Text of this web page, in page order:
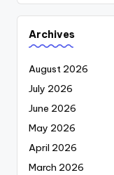
Archives
August 2026
July 2026
June 2026
May 2026
April 2026
March 2026